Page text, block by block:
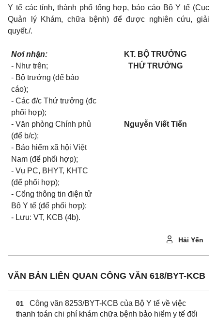
Y tế các tỉnh, thành phố tổng hợp, báo cáo Bộ Y tế (Cục
Quản lý Khám, chữa bệnh) để được nghiên cứu, giải
quyết./.
Nơi nhận:
- Như trên;
- Bộ trưởng (để báo
cáo);
- Các đ/c Thứ trưởng (đc
phối hợp);
- Văn phòng Chính phủ
(để b/c);
- Bảo hiểm xã hội Việt
Nam (để phối hợp);
- Vụ PC, BHYT, KHTC
(để phối hợp);
- Cổng thông tin điện tử
Bộ Y tế (để phối hợp);
- Lưu: VT, KCB (4b).
KT. BỘ TRƯỞNG
THỨ TRƯỞNG
Nguyễn Viết Tiến
Hải Yến
VĂN BẢN LIÊN QUAN CÔNG VĂN 618/BYT-KCB
01
Công văn 8253/BYT-KCB của Bộ Y tế về việc
thanh toán chi phí khám chữa bệnh bảo hiểm y tế đối